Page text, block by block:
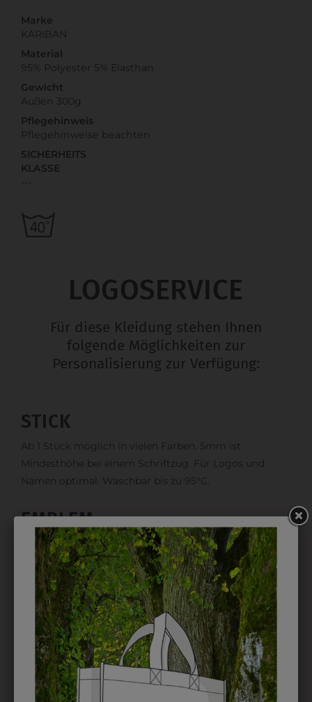
Marke
KARIBAN
Material
95% Polyester 5% Elasthan
Gewicht
Außen 300g
Pflegehinweis
Pflegehinweise beachten
SICHERHEITS
KLASSE
LOGOSERVICE
Für diese Kleidung stehen Ihnen
folgende Möglichkeiten zur
Personalisierung zur Verfügung:
STICK
Ab 1 Stück möglich in vielen Farben. 5mm ist
Mindesthöhe bei einem Schriftzug. Für Logos und
Namen optimal. Waschbar bis zu 95°C.
EMBLEM
Kann gestickt oder bedruckt werden. Sehr vielseitig
einsetzbar und beim Sticken wieder ab 1 Stück
möglich.
DRUCK
Perfekt für große Logos und für kleine Details, jedoch
kostet jede Farbe extra und ist erst ab 12 Stück
möglich. Waschbar bis zu 60°C.